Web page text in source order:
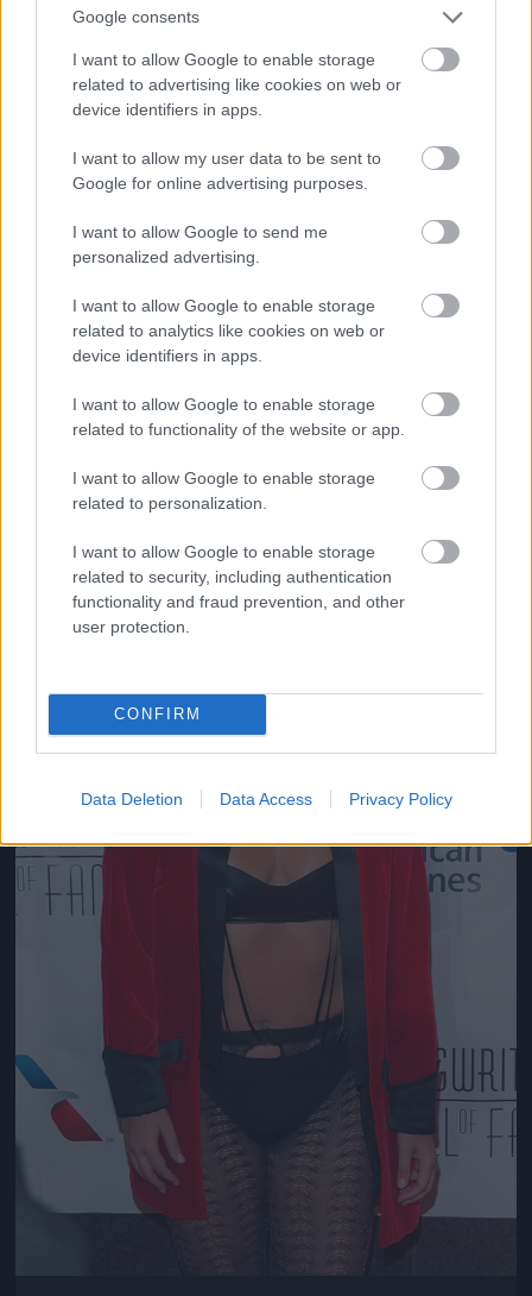
Google consents
I want to allow Google to enable storage
related to advertising like cookies on web or
device identifiers in apps.
I want to allow my user data to be sent to
Google for online advertising purposes.
I want to allow Google to send me
personalized advertising.
I want to allow Google to enable storage
related to analytics like cookies on web or
device identifiers in apps.
I want to allow Google to enable storage
related to functionality of the website or app.
I want to allow Google to enable storage
related to personalization.
I want to allow Google to enable storage
related to security, including authentication
functionality and fraud prevention, and other
user protection.
CONFIRM
Data Deletion Data Access Privacy Policy
Yorkban
Fotó: Mpi99/bauer-Griffin / Europress / Getty
Jön még kép!